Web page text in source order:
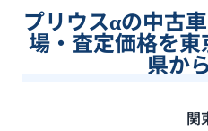
プリウスαの中古
場・査定価格を
県か
関